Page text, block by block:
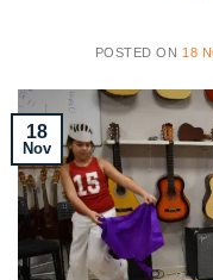
POSTED ON 18
18
Nov